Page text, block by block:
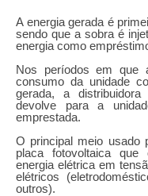
A energia gerada é
sendo que a sobra é
energia como
Nos períodos em que
consumo da unidade
gerada, a
devolve para a
emprestada.
O principal meio usado
placa fotovoltaica
energia elétrica em
elétricos
outros).